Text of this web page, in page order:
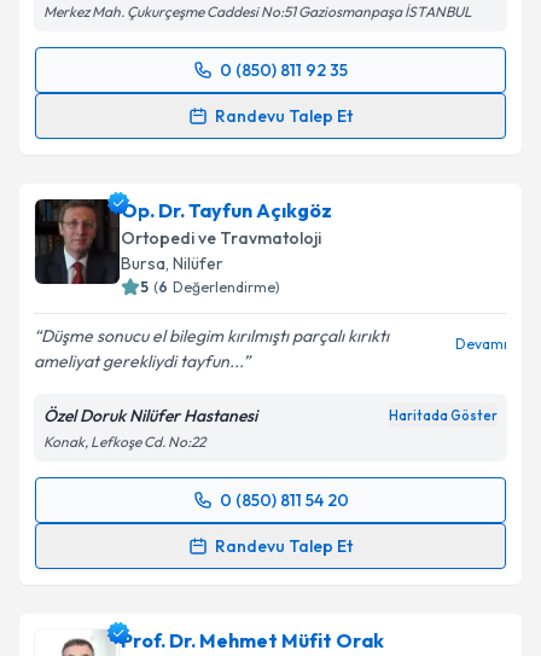
Merkez Mah. Çukurçeşme Caddesi No:51 Gaziosmanpaşa İSTANBUL
0 (850) 811 92 35
Randevu Talep Et
Randevu Takvimi Talebi
takvim hazırlandığında e-posta ile bilgilendireceğiz.
E-posta Adresiniz
Kişisel verilerimin işlenmesine ilişkin
kapsamda işlenmesini kabul ediyorum.
Takvim Talebini Gönder
Op. Dr. Tayfun Açıkgöz
Ortopedi ve Travmatoloji
Bursa, Nilüfer
5 (6 Değerlendirme)
Düşme sonucu el bilegim kırılmıştı parçalı kırıktı
ameliyat gerekliydi tayfun...
Devamı
Özel Doruk Nilüfer Hastanesi Haritada Göster
Konak, Lefkoşe Cd. No:22
0 (850) 811 54 20
Randevu Talep Et
Randevu Takvimi Talebi
takvim hazırlandığında e-posta ile bilgilendireceğiz.
Prof. Dr. Mehmet Müfit Orak